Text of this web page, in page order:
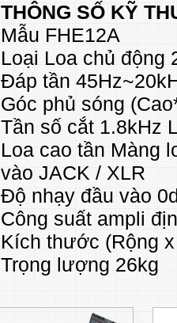
THÔNG SỐ KỸ
Mẫu FHE12A
Loại Loa chủ động
Đáp tần
Góc phủ sóng
Tần số cắt 1.8kHz
Loa cao tần Màng
vào JACK / XLR
Độ nhạy đầu vào
Công suất ampli
Kích thước (Rộng
Trọng lượng 26kg